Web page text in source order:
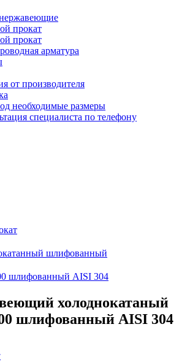
прокат
прокат
арматура
от производителя
необходимые размеры
специалиста по телефону
шлифованный
шлифованный AISI 304
холоднокатаный
шлифованный AISI 304